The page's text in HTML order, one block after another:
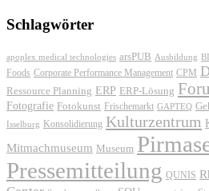
Schlagwörter
apoplex medical technologies arsPUB Ausbildung BI
Foods Corporate Performance Management CPM
Ressource Planning ERP ERP-Lösung
Fotografie Fotokunst Frischemarkt GAPTEQ
Isselburg Konsolidierung Kulturzentrum
Mitmachmuseum Museum
Pressemitteilung QUNIS